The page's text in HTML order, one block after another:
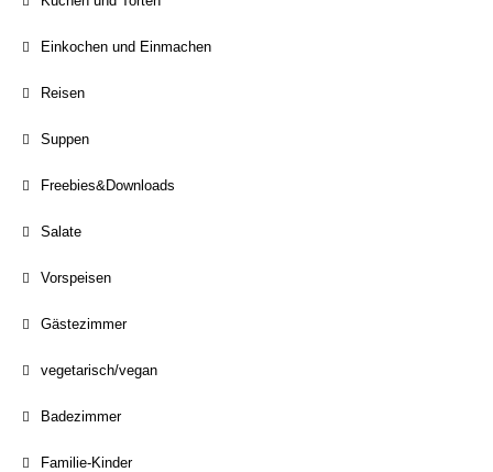
Einkochen und Einmachen
Reisen
Suppen
Freebies&Downloads
Salate
Vorspeisen
Gästezimmer
vegetarisch/vegan
Badezimmer
Familie-Kinder